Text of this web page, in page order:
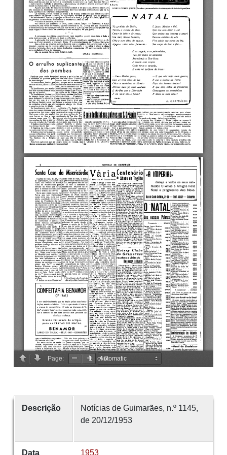
Descrição
Notícias de Guimarães, n.º 1145,
de 20/12/1953
Data 1953